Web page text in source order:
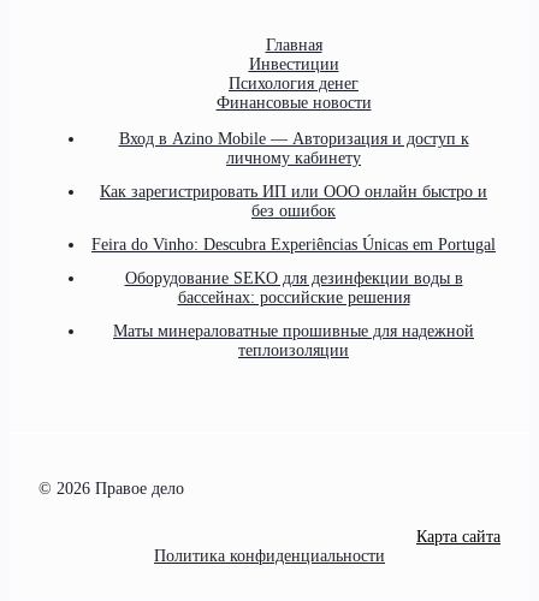
Главная
Инвестиции
Психология денег
Финансовые новости
Вход в Azino Mobile — Авторизация и доступ к
личному кабинету
Как зарегистрировать ИП или ООО онлайн быстро и
без ошибок
Feira do Vinho: Descubra Experiências Únicas em Portugal
Оборудование SEKO для дезинфекции воды в
бассейнах: российские решения
Маты минераловатные прошивные для надежной
теплоизоляции
© 2026 Правое дело
Карта сайта
Политика конфиденциальности